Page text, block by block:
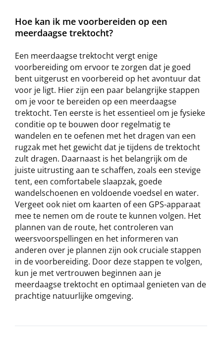
Hoe kan ik me voorbereiden op een
meerdaagse trektocht?
Een meerdaagse trektocht vergt enige
voorbereiding om ervoor te zorgen dat je goed
bent uitgerust en voorbereid op het avontuur dat
voor je ligt. Hier zijn een paar belangrijke stappen
om je voor te bereiden op een meerdaagse
trektocht. Ten eerste is het essentieel om je fysieke
conditie op te bouwen door regelmatig te
wandelen en te oefenen met het dragen van een
rugzak met het gewicht dat je tijdens de trektocht
zult dragen. Daarnaast is het belangrijk om de
juiste uitrusting aan te schaffen, zoals een stevige
tent, een comfortabele slaapzak, goede
wandelschoenen en voldoende voedsel en water.
Vergeet ook niet om kaarten of een GPS-apparaat
mee te nemen om de route te kunnen volgen. Het
plannen van de route, het controleren van
weersvoorspellingen en het informeren van
anderen over je plannen zijn ook cruciale stappen
in de voorbereiding. Door deze stappen te volgen,
kun je met vertrouwen beginnen aan je
meerdaagse trektocht en optimaal genieten van de
prachtige natuurlijke omgeving.